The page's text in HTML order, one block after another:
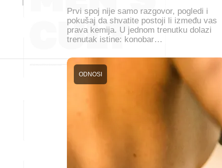
Prvi spoj nije samo razgovor, pogledi i
pokušaj da shvatite postoji li između vas
prava kemija. U jednom trenutku dolazi
trenutak istine: konobar…
ODNOSI